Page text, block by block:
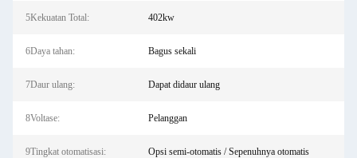
5Kekuatan Total: 402kw
6Daya tahan: Bagus sekali
7Daur ulang: Dapat didaur ulang
8Voltase: Pelanggan
9Tingkat otomatisasi: Opsi semi-otomatis / Sepenuhnya otomatis